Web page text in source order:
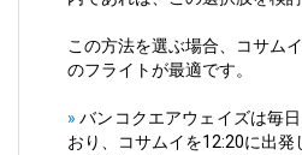
この方法を選ぶ場合、コサム
のフライトが最適です。
» バンコクエアウェイズは毎
おり、コサムイを12:20に出発